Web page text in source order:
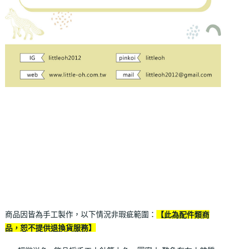
商品因皆為手工製作，以下情況非瑕疵範圍：
【此為配件類商
品，恕不提供退換貨服務】